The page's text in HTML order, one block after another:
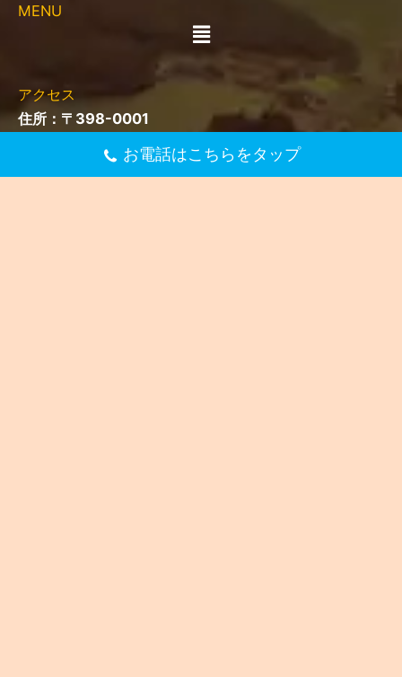
MENU
メ
ニ
ー
アクセス
住所：〒398-0001
長野県大町市平10570-1お電話はこちらをタップ